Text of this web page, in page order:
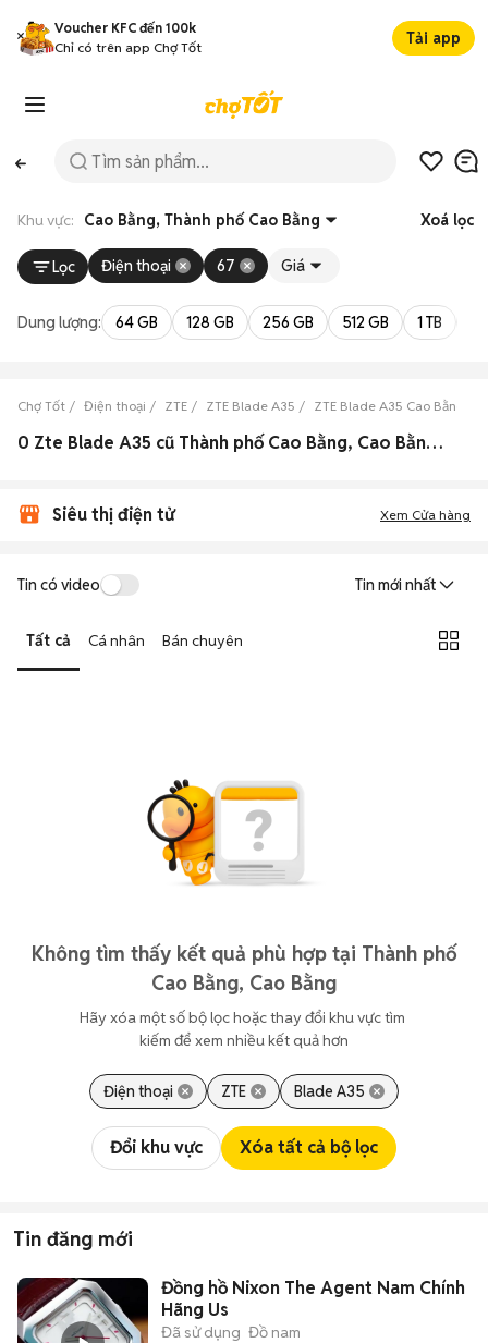
Voucher KFC đến 100k
Chỉ có trên app Chợ Tốt
Tải app
Khu vực: Cao Bằng, Thành phố Cao Bằng Xoá lọc
Lọc Điện thoại 67 Giá
Dung lượng: 64 GB 128 GB 256 GB 512 GB 1 TB
Chợ Tốt Điện thoại ZTE ZTE Blade A35 ZTE Blade A35 Cao Bằng
0 Zte Blade A35 cũ Thành phố Cao Bằng, Cao Bằng đẹp
Siêu thị điện tử Xem Cửa hàng
Tin có video Tin mới nhất
Tất cả Cá nhân Bán chuyên
Không tìm thấy kết quả phù hợp tại Thành phố
Cao Bằng, Cao Bằng
Hãy xóa một số bộ lọc hoặc thay đổi khu vực tìm
kiếm để xem nhiều kết quả hơn
Điện thoại ZTE Blade A35
Đổi khu vực Xóa tất cả bộ lọc
Tin đăng mới
Đồng hồ Nixon The Agent Nam Chính
Hãng Us
Đã sử dụng Đồ nam